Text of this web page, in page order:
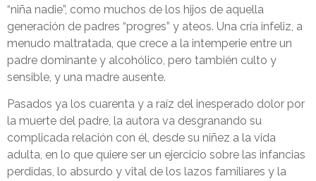
“niña nadie”, como muchos de los hijos de aquella
generación de padres “progres” y ateos. Una cría infeliz, a
menudo maltratada, que crece a la intemperie entre un
padre dominante y alcohólico, pero también culto y
sensible, y una madre ausente.
Pasados ya los cuarenta y a raíz del inesperado dolor por
la muerte del padre, la autora va desgranando su
complicada relación con él, desde su niñez a la vida
adulta, en lo que quiere ser un ejercicio sobre las infancias
perdidas, lo absurdo y vital de los lazos familiares y la